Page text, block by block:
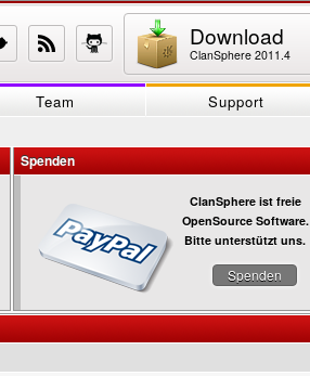
Download
ClanSphere 2011.4
Team Support
Spenden
ClanSphere ist freie
OpenSource Software.
Bitte unterstützt uns.
Spenden